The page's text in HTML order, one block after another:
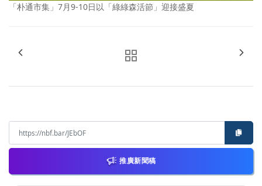
「朴通市集」7月9-10日以「綠綠森活節」迎接盛夏
推廣新聞稿